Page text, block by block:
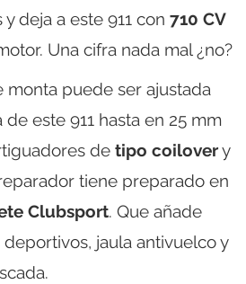
deja a este 911 con 710 CV
Una cifra nada mal ¿no?
monta puede ser ajustada
este 911 hasta en 25 mm
de tipo coilovery
tiene preparado en
Clubsport. Que añade
jaula antivuelco y